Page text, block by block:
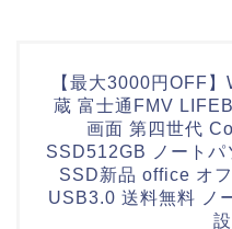
【最大3000円OFF
蔵 富士通FMV
画面 第四世代
SSD512GB ノートパ
SSD新品 office オ
USB3.0 送料無料 ノ